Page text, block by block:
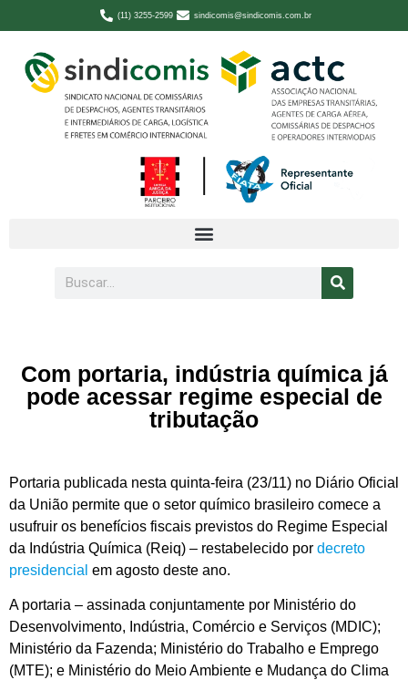
(11) 3255-2599 sindicomis@sindicomis.com.br
Com portaria, indústria química já
pode acessar regime especial de
tributação
Portaria publicada nesta quinta-feira (23/11) no Diário Oficial
da União permite que o setor químico brasileiro comece a
usufruir os benefícios fiscais previstos do Regime Especial
da Indústria Química (Reiq) – restabelecido por decreto
presidencial em agosto deste ano.
A portaria – assinada conjuntamente por Ministério do
Desenvolvimento, Indústria, Comércio e Serviços (MDIC);
Ministério da Fazenda; Ministério do Trabalho e Emprego
(MTE); e Ministério do Meio Ambiente e Mudança do Clima